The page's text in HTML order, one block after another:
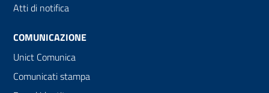
Atti di notifica
COMUNICAZIONE
Unict Comunica
Comunicati stampa